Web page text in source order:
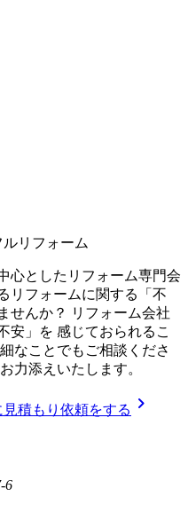
リフォーム
心としたリフォーム専門会
リフォームに関する「不
せんか？ リフォーム会社
安」を 感じておられるこ
なことでもご相談くださ
力添えいたします。
見積もり依頼をする chevron_right
6